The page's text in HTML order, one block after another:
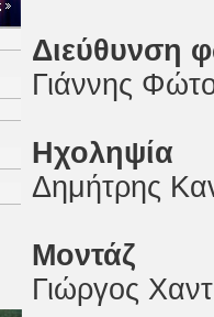
Διεύθυνση
Γιάννης
Ηχοληψία
Δημήτρης
Μοντάζ
Γιώργος